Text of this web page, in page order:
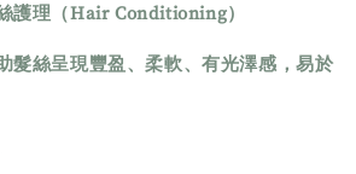
護理（Hair Conditioning）
髮絲呈現豐盈、柔軟、有光澤感，易於